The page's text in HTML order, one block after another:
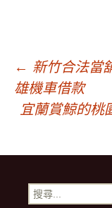
文
章
導
← 新竹合法當
雄機車借款
宜蘭賞鯨的桃
搜
尋